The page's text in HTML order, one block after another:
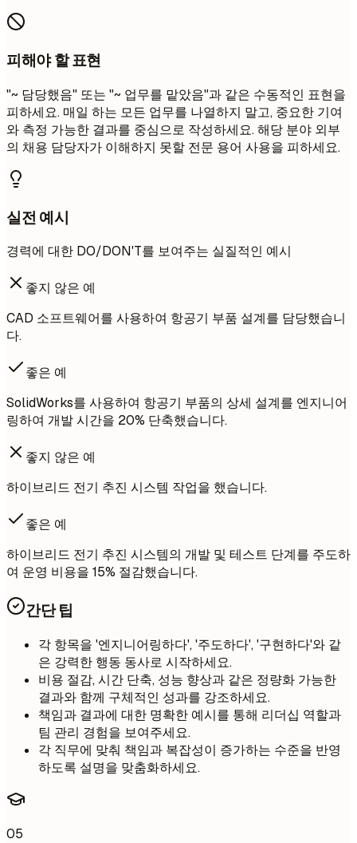
피해야 할 표현
"~ 담당했음" 또는 "~ 업무를 맡았음"과 같은 수동적인 표현을
피하세요. 매일 하는 모든 업무를 나열하지 말고, 중요한 기여
와 측정 가능한 결과를 중심으로 작성하세요. 해당 분야 외부
의 채용 담당자가 이해하지 못할 전문 용어 사용을 피하세요.
실전 예시
경력에 대한 DO/DON'T를 보여주는 실질적인 예시
좋지 않은 예
CAD 소프트웨어를 사용하여 항공기 부품 설계를 담당했습니
다.
좋은 예
SolidWorks를 사용하여 항공기 부품의 상세 설계를 엔지니어
링하여 개발 시간을 20% 단축했습니다.
좋지 않은 예
하이브리드 전기 추진 시스템 작업을 했습니다.
좋은 예
하이브리드 전기 추진 시스템의 개발 및 테스트 단계를 주도하
여 운영 비용을 15% 절감했습니다.
간단 팁
각 항목을 '엔지니어링하다', '주도하다', '구현하다'와 같
은 강력한 행동 동사로 시작하세요.
비용 절감, 시간 단축, 성능 향상과 같은 정량화 가능한
결과와 함께 구체적인 성과를 강조하세요.
책임과 결과에 대한 명확한 예시를 통해 리더십 역할과
팀 관리 경험을 보여주세요.
각 직무에 맞춰 책임과 복잡성이 증가하는 수준을 반영
하도록 설명을 맞춤화하세요.
05